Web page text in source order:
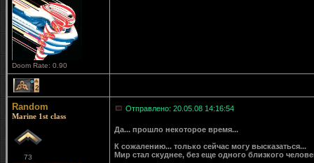
Doom Rate: 0.90
2
Random
Marine 1st class
73
Отправлено: 20.05.08 14:16:54
Да... прошло некоторое время...
К сожалению... только сейчас могу высказаться...
Мир стал скуднее, без еще одного близкого